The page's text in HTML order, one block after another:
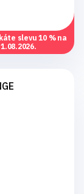
slevu 10 % na